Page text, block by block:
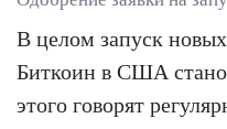
В целом запуск
Биткоин в США
этого говорят